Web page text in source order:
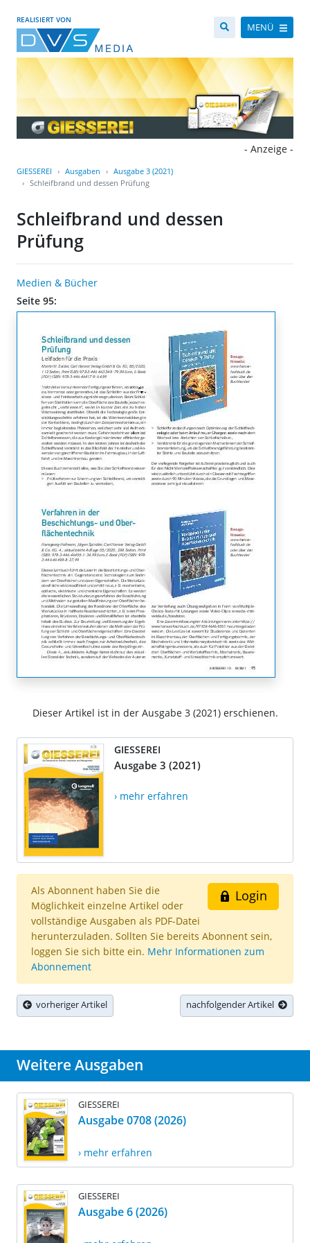
REALISIERT VON
MENÜ
- Anzeige -
GIESSEREI Ausgaben
Ausgabe 3 (2021)
Schleifbrand und dessen Prüfung
Schleifbrand und dessen
Prüfung
Medien & Bücher
Seite 95:
Dieser Artikel ist in der Ausgabe 3 (2021) erschienen.
GIESSEREI
Ausgabe 3 (2021)
› mehr erfahren
Login
Als Abonnent haben Sie die
Möglichkeit einzelne Artikel oder
vollständige Ausgaben als PDF-Datei
herunterzuladen. Sollten Sie bereits Abonnent sein,
loggen Sie sich bitte ein. Mehr Informationen zum
Abonnement
vorheriger Artikel nachfolgender Artikel
Weitere Ausgaben
GIESSEREI
Ausgabe 0708 (2026)
› mehr erfahren
GIESSEREI
Ausgabe 6 (2026)